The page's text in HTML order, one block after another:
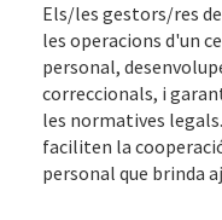
Els/les gestors/res
les operacions d'un
personal,
correccionals, i
les normatives
faciliten la
personal que brinda